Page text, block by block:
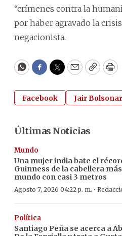
“crímenes contra la
por haber agravado la
negacionista.
WhatsApp
Facebook
Twitter
EmailCopy
Facebook Jair
Últimas Noticias
Mundo
Una mujer india bate el
Guinness de la cabellera
mundo con casi 3 metros
Agosto 7, 2026 04:22 p. m. ·
Política
Santiago Peña se acerca a